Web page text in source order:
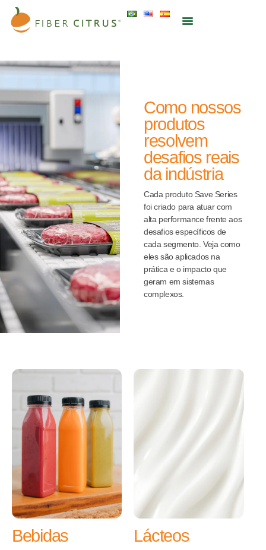
Como nossos
produtos
resolvem
desafios reais
da indústria
Cada produto Save Series
foi criado para atuar com
alta performance frente aos
desafios específicos de
cada segmento. Veja como
eles são aplicados na
prática e o impacto que
geram em sistemas
complexos.
Bebidas Lácteos